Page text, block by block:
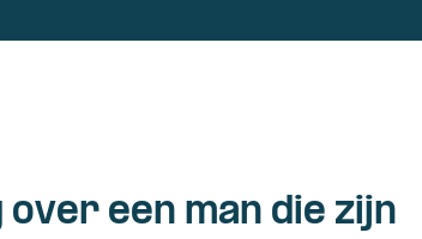
een man die zijn